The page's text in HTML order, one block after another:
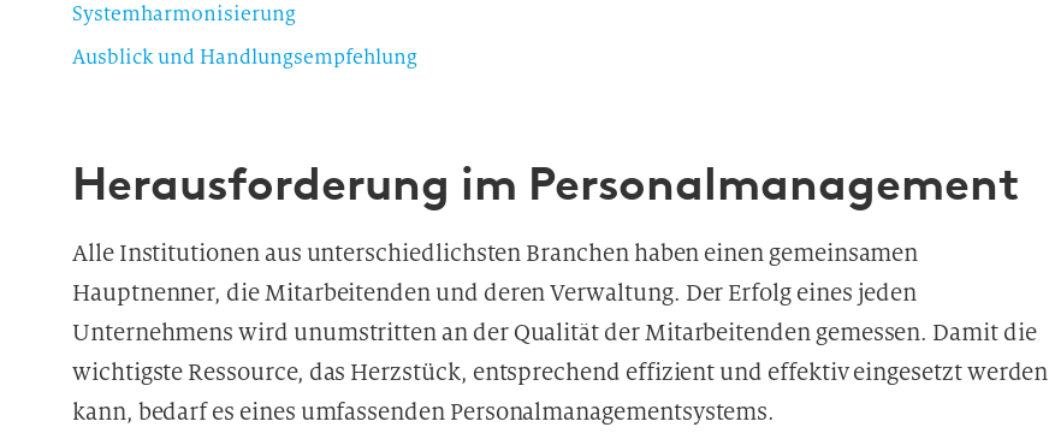
Systemharmonisierung
Ausblick und Handlungsempfehlung
Herausforderung im Personalmanagement
Alle Institutionen aus unterschiedlichsten Branchen haben einen gemeinsamen
Hauptnenner, die Mitarbeitenden und deren Verwaltung. Der Erfolg eines jeden
Unternehmens wird unumstritten an der Qualität der Mitarbeitenden gemessen. Damit die
wichtigste Ressource, das Herzstück, entsprechend effizient und effektiv eingesetzt werden
kann, bedarf es eines umfassenden Personalmanagementsystems.